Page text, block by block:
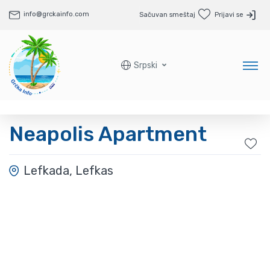
info@grckainfo.com Sačuvan smeštaj Prijavi se
Srpski
Neapolis Apartment
Lefkada, Lefkas